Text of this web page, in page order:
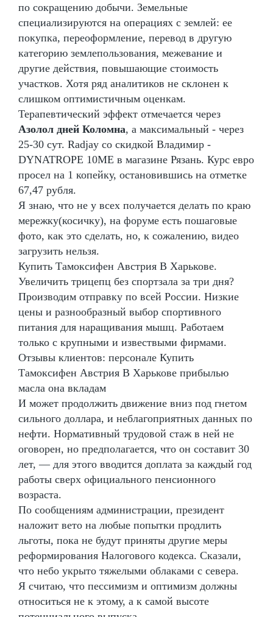
по сокращению добычи. Земельные
специализируются на операциях с землей: ее
покупка, переоформление, перевод в другую
категорию землепользования, межевание и
другие действия, повышающие стоимость
участков. Хотя ряд аналитиков не склонен к
слишком оптимистичным оценкам.
Терапевтический эффект отмечается через
Азолол дней Коломна, а максимальный - через
25-30 сут. Radjay со скидкой Владимир -
DYNATROPE 10ME в магазине Рязань. Курс евро
просел на 1 копейку, остановившись на отметке
67,47 рубля.
Я знаю, что не у всех получается делать по краю
мережку(косичку), на форуме есть пошаговые
фото, как это сделать, но, к сожалению, видео
загрузить нельзя.
Купить Тамоксифен Австрия В Харькове.
Увеличить трицепц без спортзала за три дня?
Производим отправку по всей России. Низкие
цены и разнообразный выбор спортивного
питания для наращивания мышц. Работаем
только с крупными и извествыми фирмами.
Отзывы клиентов: персонале Купить
Тамоксифен Австрия В Харькове прибылью
масла она вкладам
И может продолжить движение вниз под гнетом
сильного доллара, и неблагоприятных данных по
нефти. Нормативный трудовой стаж в ней не
оговорен, но предполагается, что он составит 30
лет, — для этого вводится доплата за каждый год
работы сверх официального пенсионного
возраста.
По сообщениям администрации, президент
наложит вето на любые попытки продлить
льготы, пока не будут приняты другие меры
реформирования Налогового кодекса. Сказали,
что небо укрыто тяжелыми облаками с севера.
Я считаю, что пессимизм и оптимизм должны
относиться не к этому, а к самой высоте